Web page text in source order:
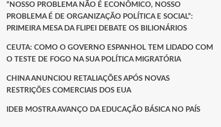
“NOSSO PROBLEMA NÃO É ECONÔMICO, NOSSO
PROBLEMA É DE ORGANIZAÇÃO POLÍTICA E SOCIAL”:
PRIMEIRA MESA DA FLIPEI DEBATE OS BILIONÁRIOS
CEUTA: COMO O GOVERNO ESPANHOL TEM LIDADO COM
O TESTE DE FOGO NA SUA POLÍTICA MIGRATÓRIA
CHINA ANUNCIOU RETALIAÇÕES APÓS NOVAS
RESTRIÇÕES COMERCIAIS DOS EUA
IDEB MOSTRA AVANÇO DA EDUCAÇÃO BÁSICA NO PAÍS